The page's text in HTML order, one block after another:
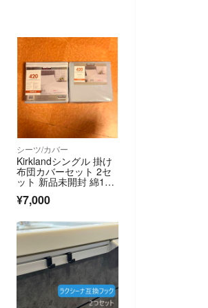
シーツ/カバー
Kirklandシングル 掛け
布団カバーセット 2セ
ット 新品未開封 綿10
0%
¥7,000